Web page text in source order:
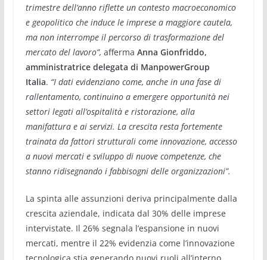
trimestre dell’anno riflette un contesto macroeconomico
e geopolitico che induce le imprese a maggiore cautela,
ma non interrompe il percorso di trasformazione del
mercato del lavoro”, afferma Anna Gionfriddo,
amministratrice delegata di ManpowerGroup
Italia. “I dati evidenziano come, anche in una fase di
rallentamento, continuino a emergere opportunità nei
settori legati all’ospitalità e ristorazione, alla
manifattura e ai servizi. La crescita resta fortemente
trainata da fattori strutturali come innovazione, accesso
a nuovi mercati e sviluppo di nuove competenze, che
stanno ridisegnando i fabbisogni delle organizzazioni”.
La spinta alle assunzioni deriva principalmente dalla
crescita aziendale, indicata dal 30% delle imprese
intervistate. Il 26% segnala l’espansione in nuovi
mercati, mentre il 22% evidenzia come l’innovazione